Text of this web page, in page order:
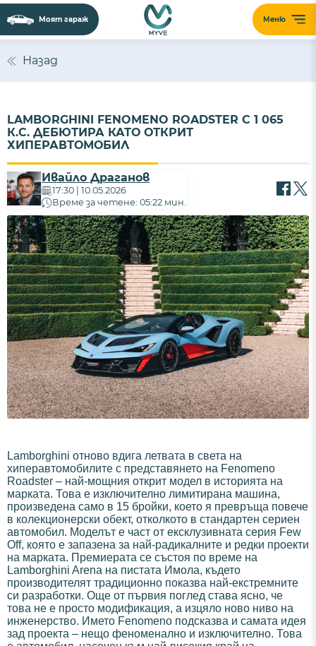
Меню
Моят гараж
Назад
LAMBORGHINI FENOMENO ROADSTER С 1 065
К.С. ДЕБЮТИРА КАТО ОТКРИТ
ХИПЕРАВТОМОБИЛ
Ивайло Драганов
17:30 | 10.05.2026
Време за четене: 05:22 мин.
Lamborghini отново вдига летвата в света на
хиперавтомобилите с представянето на Fenomeno
Roadster – най-мощния открит модел в историята на
марката. Това е изключително лимитирана машина,
произведена само в 15 бройки, което я превръща повече
в колекционерски обект, отколкото в стандартен сериен
автомобил. Моделът е част от ексклузивната серия Few
Off, която е запазена за най-радикалните и редки проекти
на марката. Премиерата се състоя по време на
Lamborghini Arena на пистата Имола, където
производителят традиционно показва най-екстремните
си разработки. Още от първия поглед става ясно, че
това не е просто модификация, а изцяло ново ниво на
инженерство. Името Fenomeno подсказва и самата идея
зад проекта – нещо феноменално и изключително. Това